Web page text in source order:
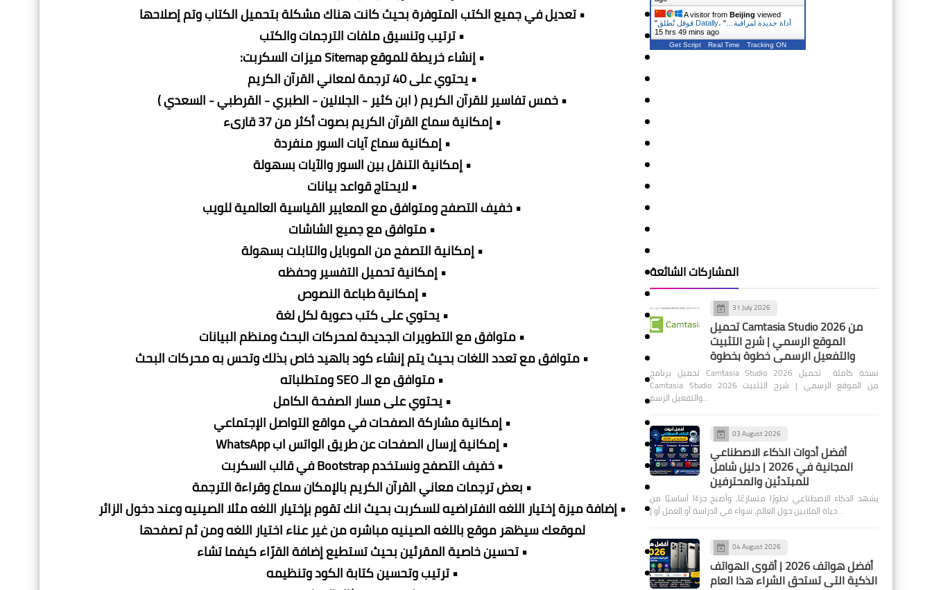
• تعديل في جميع الكتب المتوفرة بحيث كانت هناك مشكلة بتحميل الكتاب وتم إصلاحها
• ترتيب وتنسيق ملفات الترجمات والكتب
• إنشاء خريطة للموقع Sitemap ميزات السكربت:
• يحتوي على 40 ترجمة لمعاني القرآن الكريم
• خمس تفاسير للقرآن الكريم ( ابن كثير - الجلالين - الطبري - القرطبي - السعدي )
• إمكانية سماع القرآن الكريم بصوت أكثر من 37 قارىء
• إمكانية سماع آيات السور منفردة
• إمكانية التنقل بين السور والآيات بسهولة
• لايحتاج قواعد بيانات
• خفيف التصفح ومتوافق مع المعايير القياسية العالمية للويب
• متوافق مع جميع الشاشات
• إمكانية التصفح من الموبايل والتابلت بسهولة
• إمكانية تحميل التفسير وحفظه
• إمكانية طباعة النصوص
• يحتوي على كتب دعوية لكل لغة
• متوافق مع التطويرات الجديدة لمحركات البحث ومنظم البيانات
• متوافق مع تعدد اللغات بحيث يتم إنشاء كود بالهيد خاص بذلك وتحس به محركات البحث
• متوافق مع الـ SEO ومتطلباته
• يحتوي على مسار الصفحة الكامل
• إمكانية مشاركة الصفحات في مواقع التواصل الإجتماعي
• إمكانية إرسال الصفحات عن طريق الواتس اب WhatsApp
• خفيف التصفح ونستخدم Bootstrap في قالب السكربت
• بعض ترجمات معاني القرآن الكريم بالإمكان سماع وقراءة الترجمة
• إضافة ميزة إختيار اللغه الافتراضيه للسكربت بحيث انك تقوم بإختيار اللغه مثلا الصينيه وعند دخول الزائر
لموقعك سيظهر موقع باللغه الصينيه مباشره من غير عناء اختيار اللغه ومن ثم تصفحها
• تحسين خاصية المقرئين بحيث تستطيع إضافة القرّاء كيفما تشاء
• ترتيب وتحسين كتابة الكود وتنظيمه
A visitor from Beijing viewed
"
قوقل تُطلق Datally، أداة جديدة لمراقبة… "
15 hrs 49 mins ago
Get Script Real Time Tracking ON
المشاركات الشائعة
31 July 2026
تحميل Camtasia Studio 2026 من
الموقع الرسمي | شرح التثبيت
والتفعيل الرسمي خطوة بخطوة
تحميل برنامج Camtasia Studio 2026 نسخة كاملة تحميل
Camtasia Studio 2026 من الموقع الرسمي | شرح التثبيت
والتفعيل الرسم…
03 August 2026
أفضل أدوات الذكاء الاصطناعي
المجانية في 2026 | دليل شامل
للمبتدئين والمحترفين
يشهد الذكاء الاصطناعي تطورًا متسارعًا، وأصبح جزءًا أساسيًا من
حياة الملايين حول العالم، سواء في الدراسة أو العمل أو إ…
04 August 2026
أفضل هواتف 2026 | أقوى الهواتف
الذكية التي تستحق الشراء هذا العام